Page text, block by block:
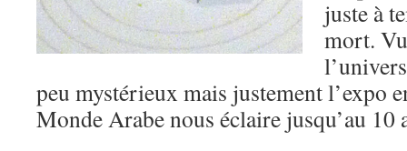
juste à
mort.
peu mystérieux mais justement l’expo
Monde Arabe nous éclaire jusqu’au 10